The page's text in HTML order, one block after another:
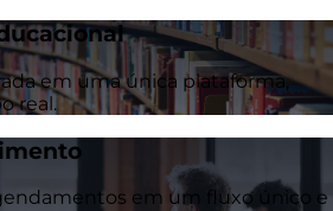
em uma única plataforma,
real.
em um fluxo único e